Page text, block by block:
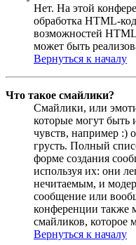
Нет. На этой
обработка HTML-
возможностей
может быть
Вернуться к началу
Что такое смайлики?
Смайлики, или
которые могут быть
чувств, например :)
грусть. Полный
форме создания
используя их: они
нечитаемым, и
сообщение или
конференции также
смайликов, которое
Вернуться к началу